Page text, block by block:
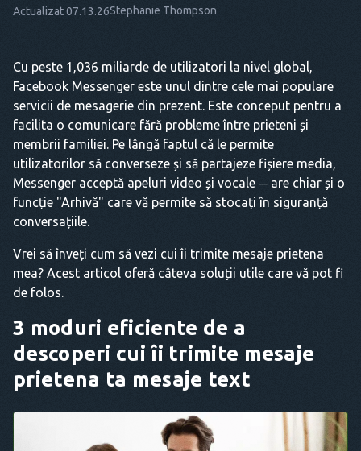
Actualizat 07.13.26Stephanie Thompson
Cu peste 1,036 miliarde de utilizatori la nivel global,
Facebook Messenger este unul dintre cele mai populare
servicii de mesagerie din prezent. Este conceput pentru a
facilita o comunicare fără probleme între prieteni și
membrii familiei. Pe lângă faptul că le permite
utilizatorilor să converseze și să partajeze fișiere media,
Messenger acceptă apeluri video și vocale ─ are chiar și o
funcție "Arhivă" care vă permite să stocați în siguranță
conversațiile.
Vrei să înveți cum să vezi cui îi trimite mesaje prietena
mea? Acest articol oferă câteva soluții utile care vă pot fi
de folos.
3 moduri eficiente de a
descoperi cui îi trimite mesaje
prietena ta mesaje text